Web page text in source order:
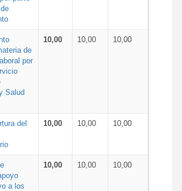
de
por
Salud
10,00 10,00 10,00
del
10,00 10,00 10,00
a los
10,00 10,00 10,00